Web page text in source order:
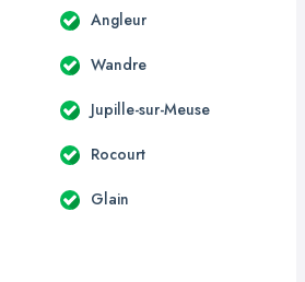
Angleur
Wandre
Jupille-sur-Meuse
Rocourt
Glain